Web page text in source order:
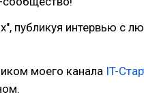
публикуя интервью с
моего канала IT-